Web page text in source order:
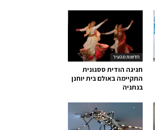
חדשות מהעיר
חגיגה הודית ססגונית
התקיימה באולם בית יוחנן
בנתניה